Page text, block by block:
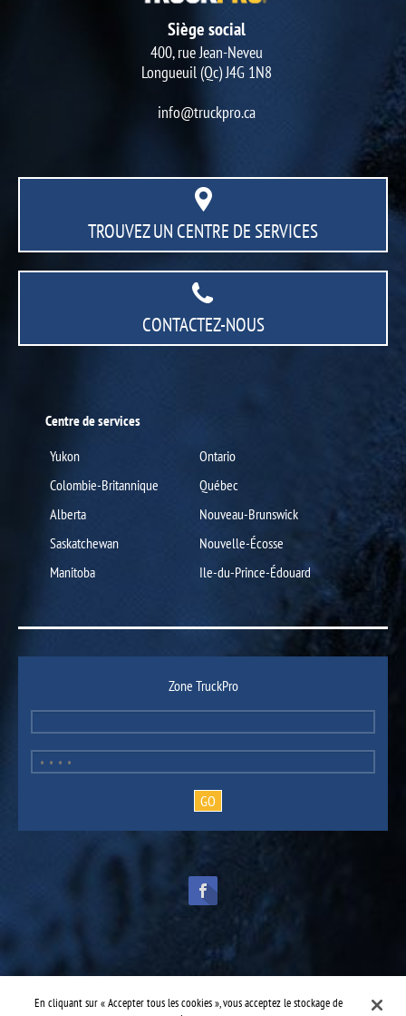
Siège social
400, rue Jean-Neveu
Longueuil (Qc) J4G 1N8
info@truckpro.ca
TROUVEZ UN CENTRE DE SERVICES
CONTACTEZ-NOUS
Centre de services
Yukon
Colombie-Britannique
Alberta
Saskatchewan
Manitoba
Ontario
Québec
Nouveau-Brunswick
Nouvelle-Écosse
Ile-du-Prince-Édouard
Zone TruckPro
© 2016-2026 TruckPro - Tous droits réservés.
En cliquant sur « Accepter tous les cookies », vous acceptez le stockage de